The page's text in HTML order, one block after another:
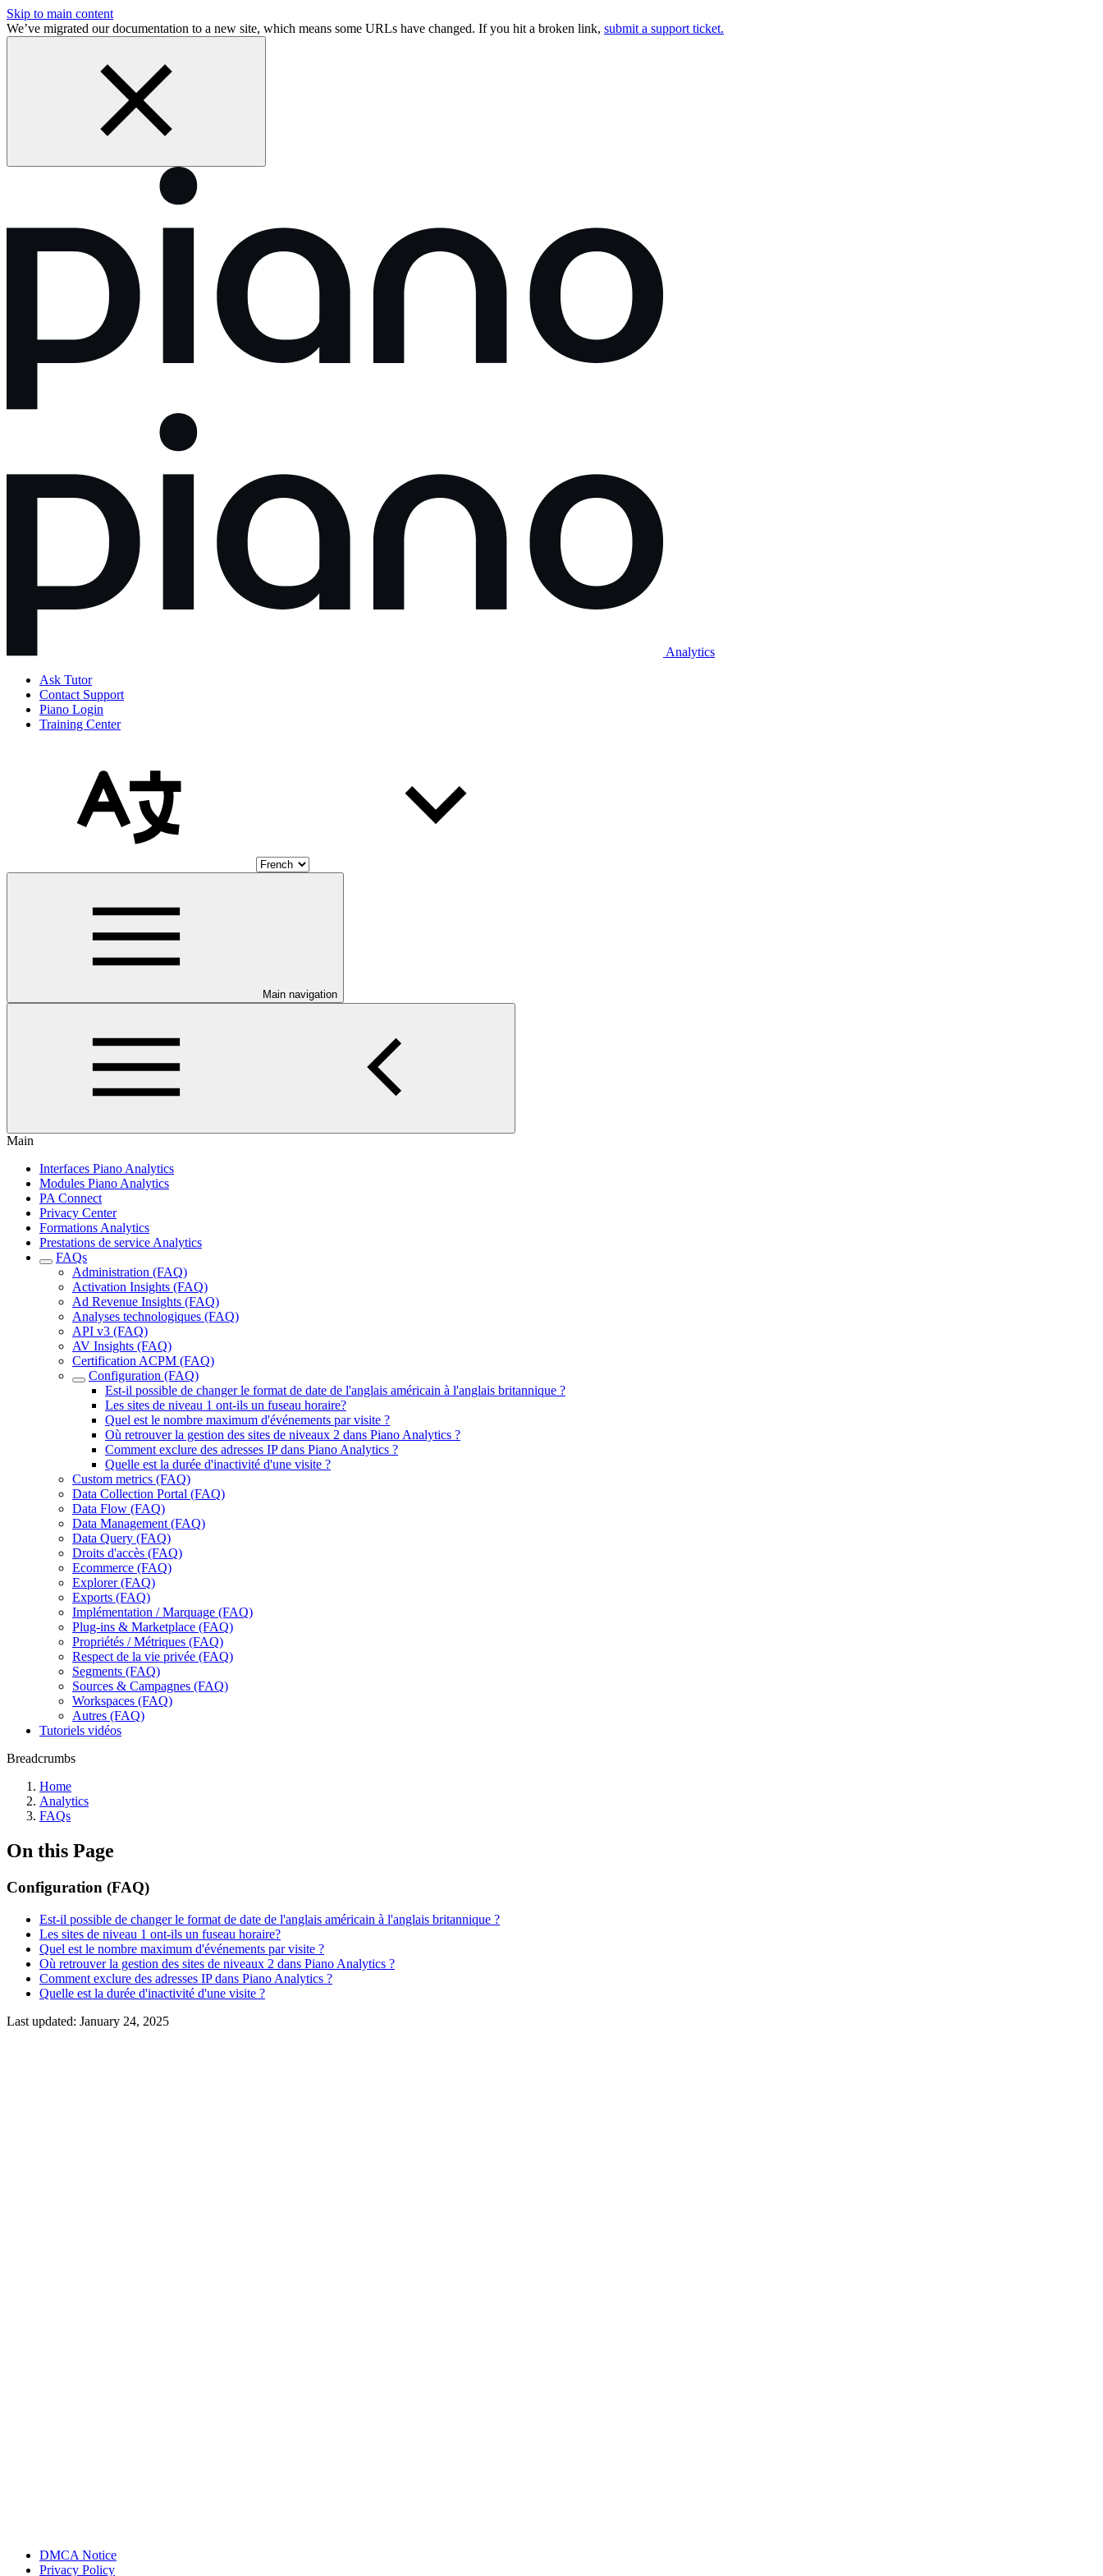
Skip to main content
We’ve migrated our documentation to a new site, which means some URLs have changed. If you hit a broken link, submit a support ticket.
Analytics
Ask Tutor
Contact Support
Piano Login
Training Center
Main navigation
Main
Interfaces Piano Analytics
Modules Piano Analytics
PA Connect
Privacy Center
Formations Analytics
Prestations de service Analytics
FAQs
Administration (FAQ)
Activation Insights (FAQ)
Ad Revenue Insights (FAQ)
Analyses technologiques (FAQ)
API v3 (FAQ)
AV Insights (FAQ)
Certification ACPM (FAQ)
Configuration (FAQ)
Est-il possible de changer le format de date de l'anglais américain à l'anglais britannique ?
Les sites de niveau 1 ont-ils un fuseau horaire?
Quel est le nombre maximum d'événements par visite ?
Où retrouver la gestion des sites de niveaux 2 dans Piano Analytics ?
Comment exclure des adresses IP dans Piano Analytics ?
Quelle est la durée d'inactivité d'une visite ?
Custom metrics (FAQ)
Data Collection Portal (FAQ)
Data Flow (FAQ)
Data Management (FAQ)
Data Query (FAQ)
Droits d'accès (FAQ)
Ecommerce (FAQ)
Explorer (FAQ)
Exports (FAQ)
Implémentation / Marquage (FAQ)
Plug-ins & Marketplace (FAQ)
Propriétés / Métriques (FAQ)
Respect de la vie privée (FAQ)
Segments (FAQ)
Sources & Campagnes (FAQ)
Workspaces (FAQ)
Autres (FAQ)
Tutoriels vidéos
Breadcrumbs
Home
Analytics
FAQs
On this Page
Configuration (FAQ)
Est-il possible de changer le format de date de l'anglais américain à l'anglais britannique ?
Les sites de niveau 1 ont-ils un fuseau horaire?
Quel est le nombre maximum d'événements par visite ?
Où retrouver la gestion des sites de niveaux 2 dans Piano Analytics ?
Comment exclure des adresses IP dans Piano Analytics ?
Quelle est la durée d'inactivité d'une visite ?
Last updated: January 24, 2025
DMCA Notice
Privacy Policy